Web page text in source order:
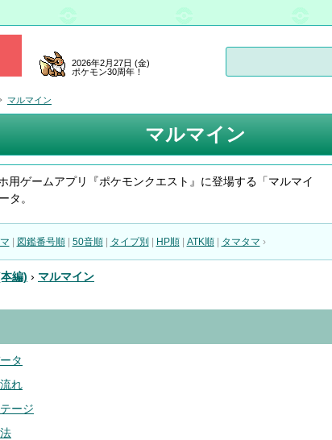
マルマイン
用ゲームアプリ『ポケモンクエスト』に登場する「マルマイ
タ。
図鑑番号順| 50音順| タイプ別 HP順| ATK順| タマタマ ›
編) › マルマイン
タ
れ
ージ
2026年2月27日 (金)
ポケモン30周年！
マルマイン